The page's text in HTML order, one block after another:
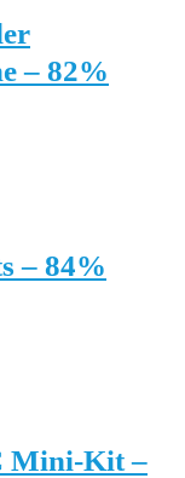
– 82%
– 84%
Mini-Kit –